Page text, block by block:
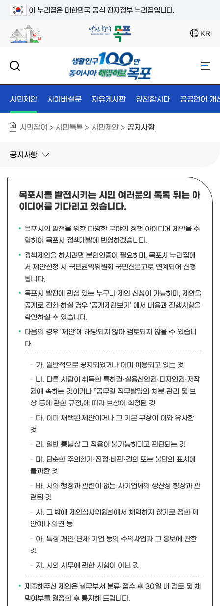
이 누리집은 대한민국 공식 전자정부 누리집입니다.
KR
시민제안 사이버설문 자유게시판 칭찬합시다 공공언어 개
시민참여 > 시민톡톡 > 시민제안 > 공지사항
공지사항
목포시를 발전시키는 시민 여러분의 톡톡 튀는 아
이디어를 기다리고 있습니다.
목포시의 발전을 위한 다양한 분야의 정책 아이디어 제안을 수
렴하여 목포시 정책개발에 반영하겠습니다.
정책제안을 하시려면 본인인증이 필요하며, 목포시 누리집에
서 제안신청 시 국민권익위원회 국민신문고로 연계되어 신청
됩니다.
목포시 발전에 관심 있는 누구나 제안 신청이 가능하며, 제안을
공개로 전환 하실 경우 ‘공개제안보기’ 에서 내용과 진행사항을
확인하실 수 있습니다.
다음의 경우 ‘제안’에 해당되지 않아 검토되지 않을 수 있습니
다.
가. 일반적으로 공지되었거나 이미 이용되고 있는 것
나. 다른 사람이 취득한 특허권·실용신안권·디자인권·저작
권에 속하는 것이거나 「공무원 직무발명의 처분·관리 및 보
상 등에 관한 규정」에 따라 보상이 확정된 것
다. 이미 채택된 제안이거나 그 기본 구상이 이와 유사한
것
라. 일반 통념상 그 적용이 불가능하다고 판단되는 것
마. 단순한 주의환기·진정·비판·건의 또는 불만의 표시에
불과한 것
바. 시의 행정과 관련이 없는 사기업체의 생산성 향상과 관
련된 것
사. 그 밖에 제안심사위원회에서 채택하지 않기로 정한 제
안이나 의견 등
아. 특정 개인·단체·기업 등의 수익사업과 그 홍보에 관한
것
자. 시의 사무에 관한 사항이 아닌 것
제출해주신 제안은 실무부서 분류·접수 후 30일 내 검토 및 채
택여부를 결정한 후 통지해 드립니다.